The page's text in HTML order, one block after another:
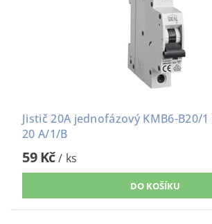
Jistič 20A jednofázový KMB6-B20/
20 A/1/B
59 Kč/ ks